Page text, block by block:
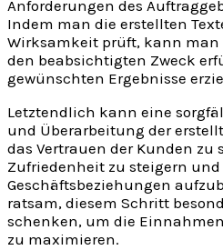
Anforderungen des
Indem man die erstellten
Wirksamkeit prüft, kann man
den beabsichtigten Zweck
gewünschten Ergebnisse
Letztendlich kann eine
und Überarbeitung der
das Vertrauen der Kunden zu
Zufriedenheit zu steigern
Geschäftsbeziehungen
ratsam, diesem Schritt
schenken, um die
zu maximieren.